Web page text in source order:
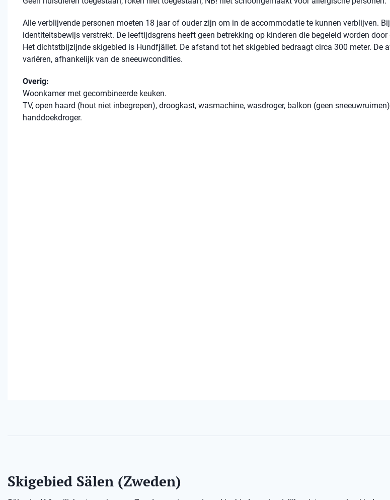
Alle verblijvende personen moeten 18 jaar of ouder zijn om in de accommodatie te kunnen verblijven.
identiteitsbewijs verstrekt. De leeftijdsgrens heeft geen betrekking op kinderen die begeleid worden door
Het dichtstbijzijnde skigebied is Hundfjället. De afstand tot het skigebied bedraagt ​​circa 300 meter. De
variëren, afhankelijk van de sneeuwcondities.
Overig:
Woonkamer met gecombineerde keuken.
TV, open haard (hout niet inbegrepen), droogkast, wasmachine, wasdroger, balkon (geen
handdoekdroger.
Skigebied Sälen (Zweden)